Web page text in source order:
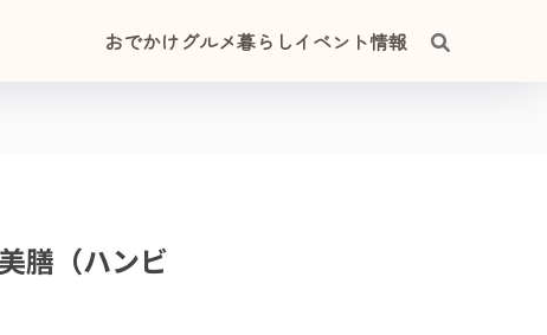
おでかけグルメ暮らしイベント情報
膳（ハンビ